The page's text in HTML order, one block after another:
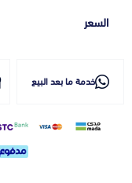
السعر
خدمة ما بعد البيع